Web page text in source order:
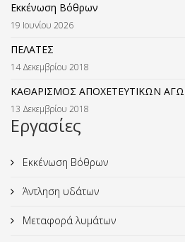
Εκκένωση Βόθρων
19 Ιουνίου 2026
ΠΕΛΑΤΕΣ
14 Δεκεμβρίου 2018
ΚΑΘΑΡΙΣΜΟΣ ΑΠΟΧΕΤΕΥΤΙΚΩΝ
13 Δεκεμβρίου 2018
Εργασίες
Εκκένωση Βόθρων
Άντληση υδάτων
Μεταφορά λυμάτων